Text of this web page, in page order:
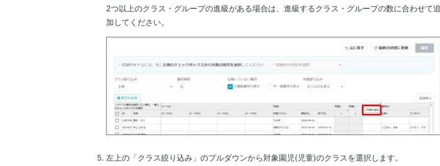
2つ以上のクラス・グループの進級がある場合は、進級するクラス・グループの数に合わせて
加してください。
左上の「クラス絞り込み」のプルダウンから対象園児(児童)のクラスを選択します。